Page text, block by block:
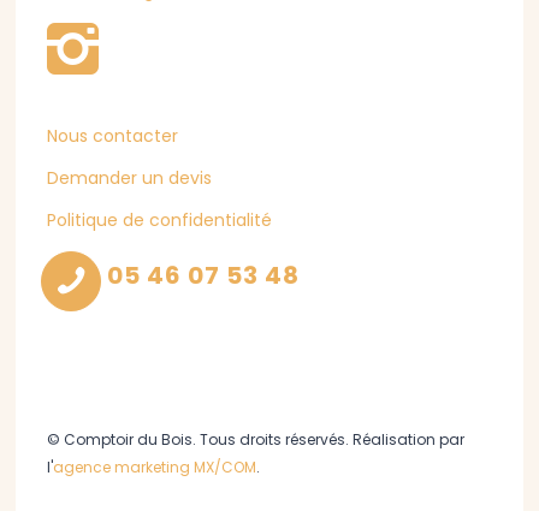
Nous contacter
Demander un devis
Politique de confidentialité
05 46 07 53 48
© Comptoir du Bois. Tous droits réservés. Réalisation par
l'agence marketing MX/COM.